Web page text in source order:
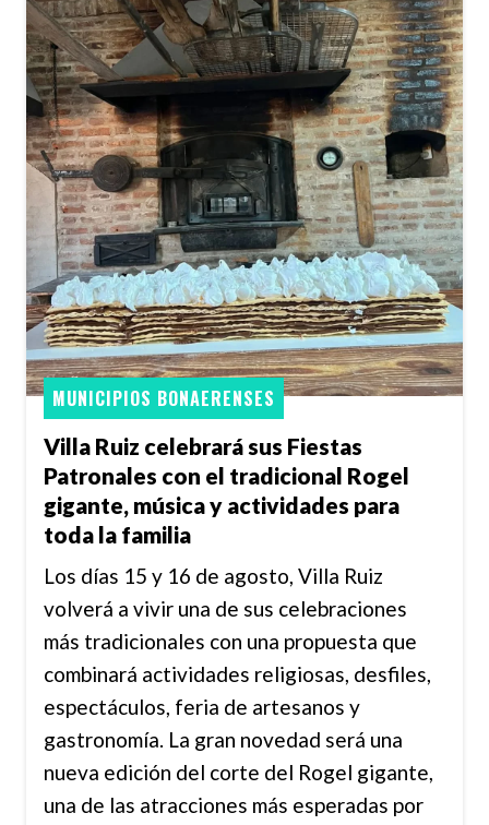
Villa Ruiz celebrará sus Fiestas
Patronales con el tradicional Rogel
gigante, música y actividades para
toda la familia
MUNICIPIOS BONAERENSES
Los días 15 y 16 de agosto, Villa Ruiz
volverá a vivir una de sus celebraciones
más tradicionales con una propuesta que
combinará actividades religiosas, desfiles,
espectáculos, feria de artesanos y
gastronomía. La gran novedad será una
nueva edición del corte del Rogel gigante,
una de las atracciones más esperadas por